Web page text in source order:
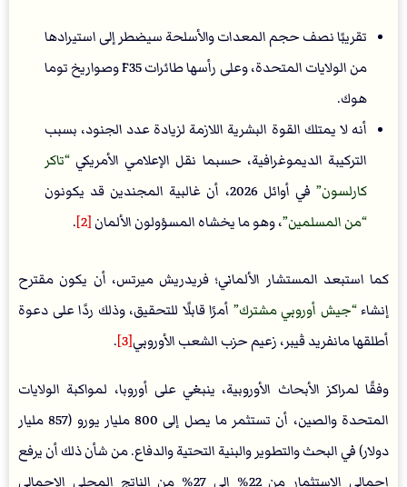
تقريبًا نصف حجم المعدات والأسلحة سيضطر إلى استيرادها
من الولايات المتحدة، وعلى رأسها طائرات F35 وصواريخ توما
هوك.
أنه لا يمتلك القوة البشرية اللازمة لزيادة عدد الجنود، بسبب
التركيبة الديموغرافية، حسبما نقل الإعلامي الأمريكي تاكر
كارلسون في أوائل 2026، أن غالبية المجندين قد يكونون
من المسلمين ، وهو ما يخشاه المسؤولون الألمان [2]
.
كما استبعد المستشار الألماني؛ فريدريش ميرتس، أن يكون مقترح
إنشاء جيش أوروبي مشترك أمرًا قابلًا للتحقيق، وذلك ردًا على دعوة
أطلقها مانفريد ڤيبر، زعيم حزب الشعب الأوروبي[3]
.
وفقًا لمراكز الأبحاث الأوروبية، ينبغي على أوروبا، لمواكبة الولايات
المتحدة والصين، أن تستثمر ما يصل إلى 800 مليار يورو (857 مليار
دولار) في البحث والتطوير والبنية التحتية والدفاع. من شأن ذلك أن يرفع
إجمالي الاستثمار من 22% إلى 27% من الناتج المحلي الإجمالي